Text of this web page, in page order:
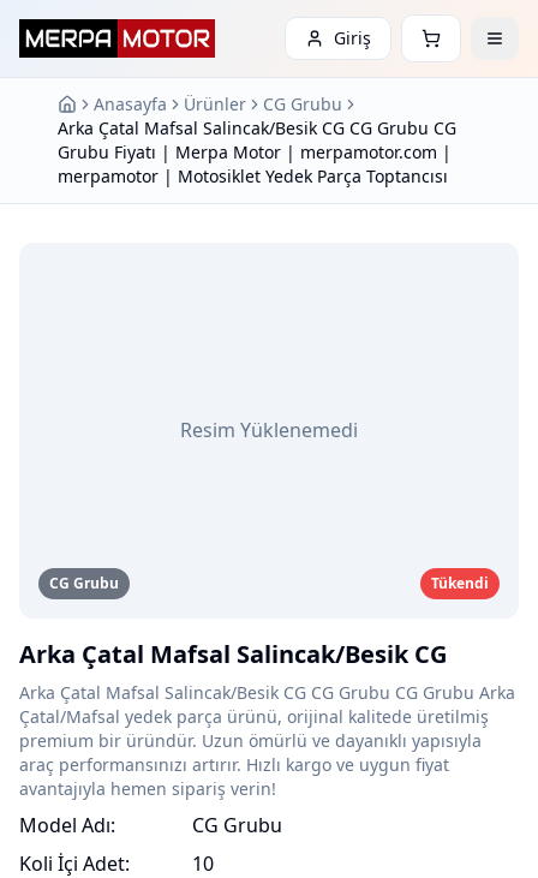
Giriş
Anasayfa Ürünler
CG Grubu
Arka Çatal Mafsal Salincak/Besik CG CG Grubu CG
Grubu Fiyatı | Merpa Motor | merpamotor.com |
merpamotor | Motosiklet Yedek Parça Toptancısı
CG Grubu Tükendi
Resim Yüklenemedi
Arka Çatal Mafsal Salincak/Besik CG
Arka Çatal Mafsal Salincak/Besik CG CG Grubu CG Grubu Arka
Çatal/Mafsal yedek parça ürünü, orijinal kalitede üretilmiş
premium bir üründür. Uzun ömürlü ve dayanıklı yapısıyla
araç performansınızı artırır. Hızlı kargo ve uygun fiyat
avantajıyla hemen sipariş verin!
Model Adı:
Koli İçi Adet:
CG Grubu
10